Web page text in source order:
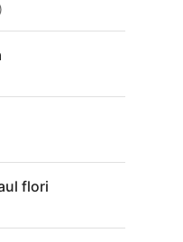
)
flori